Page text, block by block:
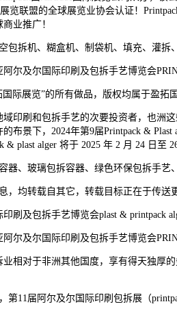
览联盟的全球展览业协会认证！
业推广！
拆机、糊盒机、制袋机、填充、灌拆
及尔国际印刷及包拆手艺博览会
展览”的所有做品，版权均属于盈拓国
刷和包拆手艺的次要投资者，也洲这
布景下，2024年第9届Printpack &
& plast alger 将于 2025 年 2 月 24 日至
、玻璃包拆容器、绿色环保包拆手艺
均转载自其它，转载目标正在于传送
及包拆手艺博览会plast & printpack
及尔国际印刷及包拆手艺博览会
对于非洲其他国度，享有得天独厚的
11届阿尔及尔国际印刷包拆展（